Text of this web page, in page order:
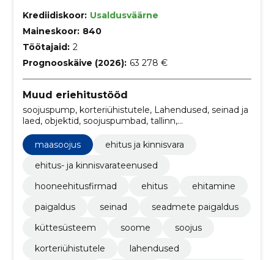
Krediidiskoor: Usaldusväärne
Maineskoor: 840
Töötajaid: 2
Prognooskäive (2026): 63 278 €
Muud eriehitustööd
soojuspump, korteriühistutele, Lahendused, seinad ja
laed, objektid, soojuspumbad, tallinn,
programmeerimine, Koolituskeskus, energia
maasoojus
ehitus ja kinnisvara
ehitus- ja kinnisvarateenused
hooneehitusfirmad
ehitus
ehitamine
paigaldus
seinad
seadmete paigaldus
küttesüsteem
soome
soojus
korteriühistutele
lahendused